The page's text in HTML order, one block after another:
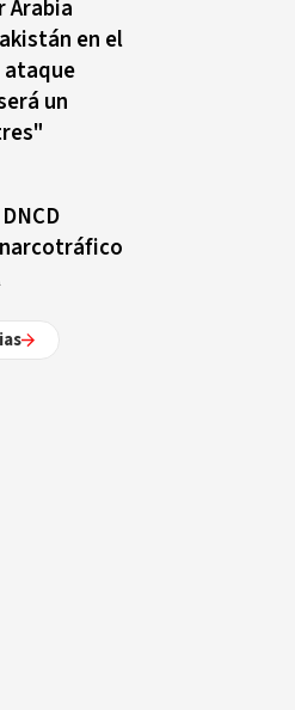
Arabia
en el
ataque
un